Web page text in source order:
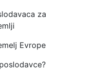
za
Evrope